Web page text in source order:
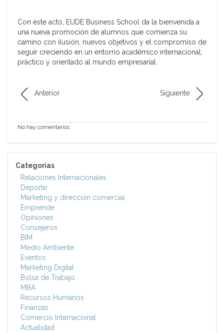
Con este acto, EUDE Business School da la bienvenida a
una nueva promoción de alumnos que comienza su
camino con ilusión, nuevos objetivos y el compromiso de
seguir creciendo en un entorno académico internacional,
práctico y orientado al mundo empresarial.
Anterior Siguiente
No hay comentarios
Categorías
Relaciones Internacionales
Deporte
Marketing y dirección comercial
Emprende
Opiniones
Consejeros
BIM
Medio Ambiente
Eventos
Marketing Digital
Bolsa de Trabajo
MBA
Recursos Humanos
Finanzas
Comercio Internacional
Actualidad